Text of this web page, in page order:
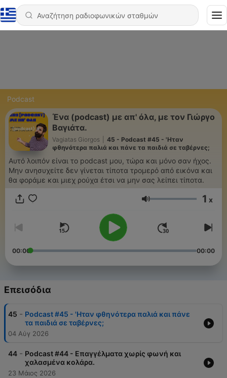
Podcast
Ένα (podcast) με απ' όλα, με τον Γιώργο
Βαγιάτα.
Vagiatas Giorgos
45 - Podcast #45 - 'Ηταν
φθηνότερα παλιά και πάνε τα παιδιά σε ταβέρνες;
Αυτό λοιπόν είναι το podcast μου, τώρα και μόνο σαν ήχος.
Μην ανησυχείτε δεν γίνεται τίποτα τρομερό από εικόνα και
θα φοράμε και μιεχ ρούχα έτσι να μην σας λείπει τίποτα.
Ένταση 1 x
00:00 00:00
Επεισόδια
45 - Podcast #45 - 'Ηταν φθηνότερα παλιά και πάνε
τα παιδιά σε ταβέρνες;
04 Αύγ 2026
44 - Podcast #44 - Επαγγέλματα χωρίς φωνή και
χαλασμένα κολάρα.
23 Μάιος 2026